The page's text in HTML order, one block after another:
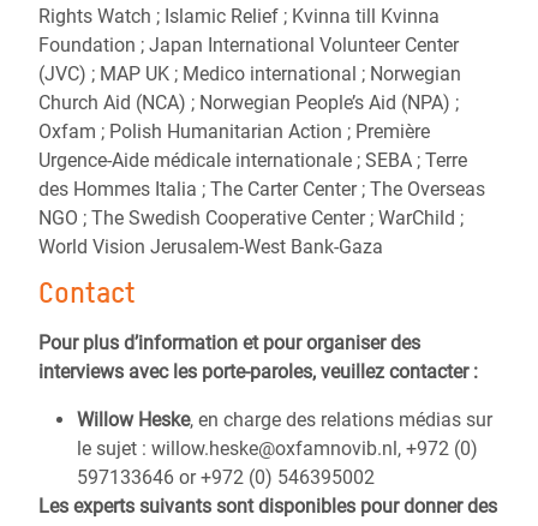
Rights Watch ; Islamic Relief ; Kvinna till Kvinna
Foundation ; Japan International Volunteer Center
(JVC) ; MAP UK ; Medico international ; Norwegian
Church Aid (NCA) ; Norwegian People’s Aid (NPA) ;
Oxfam ; Polish Humanitarian Action ; Première
Urgence-Aide médicale internationale ; SEBA ; Terre
des Hommes Italia ; The Carter Center ; The Overseas
NGO ; The Swedish Cooperative Center ; WarChild ;
World Vision Jerusalem-West Bank-Gaza
Contact
Pour plus d’information et pour organiser des
interviews avec les porte-paroles, veuillez contacter :
Willow Heske, en charge des relations médias sur
le sujet : willow.heske@oxfamnovib.nl, +972 (0)
597133646 or +972 (0) 546395002
Les experts suivants sont disponibles pour donner des